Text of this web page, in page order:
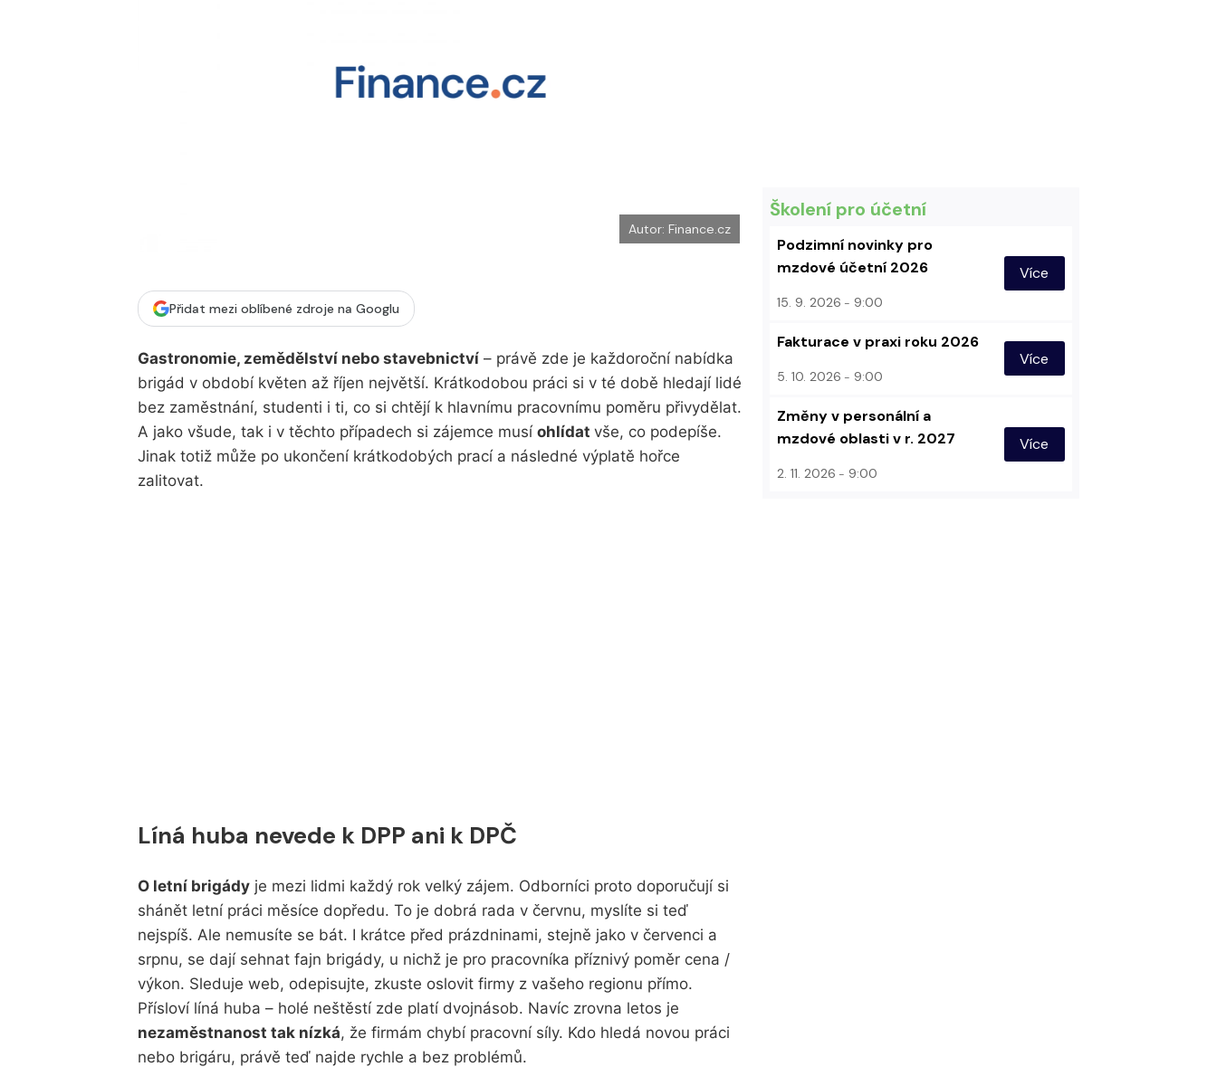
Autor: Finance.cz
Přidat mezi oblíbené zdroje na Googlu
Gastronomie, zemědělství nebo stavebnictví – právě zde je každoroční nabídka
brigád v období květen až říjen největší. Krátkodobou práci si v té době hledají lidé
bez zaměstnání, studenti i ti, co si chtějí k hlavnímu pracovnímu poměru přivydělat.
A jako všude, tak i v těchto případech si zájemce musí ohlídat vše, co podepíše.
Jinak totiž může po ukončení krátkodobých prací a následné výplatě hořce
zalitovat.
Líná huba nevede k DPP ani k DPČ
O letní brigády je mezi lidmi každý rok velký zájem. Odborníci proto doporučují si
shánět letní práci měsíce dopředu. To je dobrá rada v červnu, myslíte si teď
nejspíš. Ale nemusíte se bát. I krátce před prázdninami, stejně jako v červenci a
srpnu, se dají sehnat fajn brigády, u nichž je pro pracovníka příznivý poměr cena /
výkon. Sleduje web, odepisujte, zkuste oslovit firmy z vašeho regionu přímo.
Přísloví líná huba – holé neštěstí zde platí dvojnásob. Navíc zrovna letos je
nezaměstnanost tak nízká, že firmám chybí pracovní síly. Kdo hledá novou práci
nebo brigáru, právě teď najde rychle a bez problémů.
Školení pro účetní
Podzimní novinky pro
mzdové účetní 2026
15. 9. 2026 9:00
Více
Fakturace v praxi roku 2026
5. 10. 2026 9:00
Více
Změny v personální a
mzdové oblasti v r. 2027
2. 11. 2026 9:00
Více